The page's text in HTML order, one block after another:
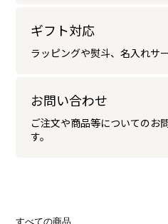
ギフト対応
ラッピングや熨斗、名入れサ
お問い合わせ
ご注文や商品等についてのお
す。
すべての商品